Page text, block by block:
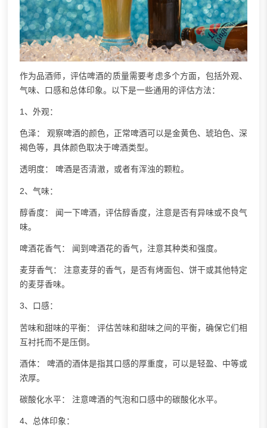
作为品酒师，评估啤酒的质量需要考虑多个方面，包括外观、
气味、口感和总体印象。以下是一些通用的评估方法：
1、外观：
色泽： 观察啤酒的颜色，正常啤酒可以是金黄色、琥珀色、深
褐色等，具体颜色取决于啤酒类型。
透明度： 啤酒是否清澈，或者有浑浊的颗粒。
2、气味：
醇香度： 闻一下啤酒，评估醇香度，注意是否有异味或不良气
味。
啤酒花香气： 闻到啤酒花的香气，注意其种类和强度。
麦芽香气： 注意麦芽的香气，是否有烤面包、饼干或其他特定
的麦芽香味。
3、口感：
苦味和甜味的平衡： 评估苦味和甜味之间的平衡，确保它们相
互衬托而不是压倒。
酒体： 啤酒的酒体是指其口感的厚重度，可以是轻盈、中等或
浓厚。
碳酸化水平： 注意啤酒的气泡和口感中的碳酸化水平。
4、总体印象：